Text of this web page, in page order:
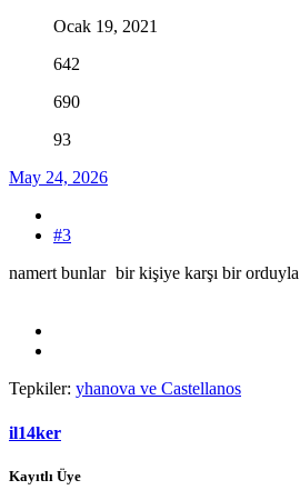
Ocak 19, 2021
642
690
93
May 24, 2026
#3
namert bunlar bir kişiye karşı bir orduyla
Tepkiler: yhanova ve Castellanos
il14ker
Kayıtlı Üye